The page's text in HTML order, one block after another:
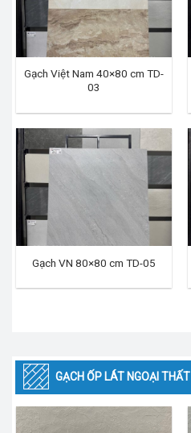
Gạch Việt Nam 40×80 cm TD-
03
Gạch VN 80×80 cm TD-05
GẠCH ỐP LÁT NGOẠI THẤT